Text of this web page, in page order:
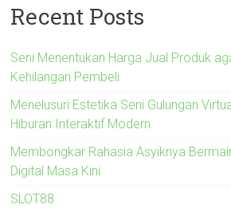
Recent Posts
Seni Menentukan Harga Jual Produk
Kehilangan Pembeli
Menelusuri Estetika Seni Gulungan
Hiburan Interaktif Modern
Membongkar Rahasia Asyiknya
Digital Masa Kini
SLOT88